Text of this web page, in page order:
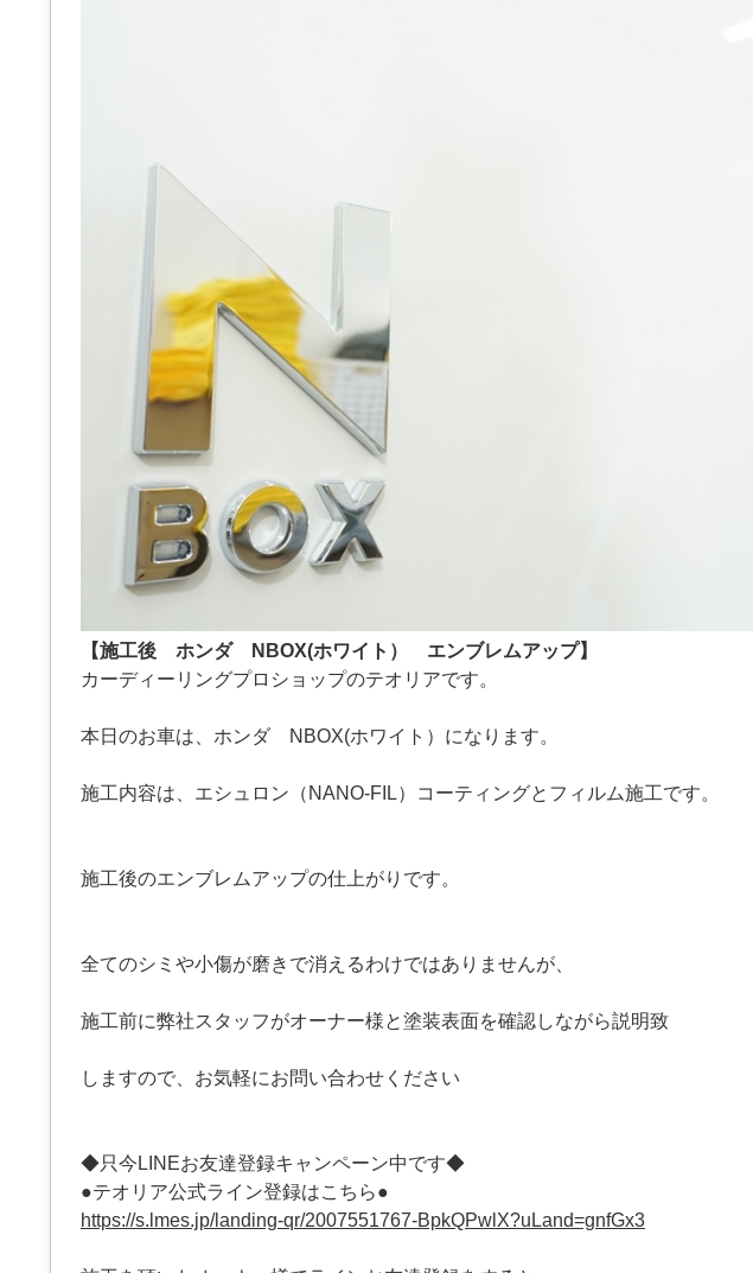
【施工後 ホンダ NBOX(ホワイト） エンブレムアップ】
カーディーリングプロショップのテオリアです。
本日のお車は、ホンダ NBOX(ホワイト）になります。
施工内容は、エシュロン（NANO-FIL）コーティングとフィルム施工です。
施工後のエンブレムアップの仕上がりです。
全てのシミや小傷が磨きで消えるわけではありませんが、
施工前に弊社スタッフがオーナー様と塗装表面を確認しながら説明致
しますので、お気軽にお問い合わせください
◆只今LINEお友達登録キャンペーン中です◆
●テオリア公式ライン登録はこちら●
https://s.lmes.jp/landing-qr/2007551767-BpkQPwlX?uLand=gnfGx3